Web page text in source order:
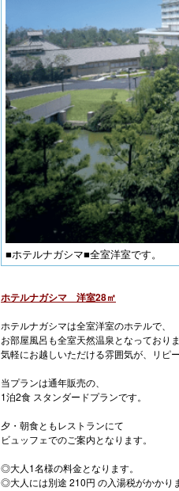
■ホテルナガシマ■全室洋室です。
ホテルナガシマ 洋室28㎡
ホテルナガシマは全室洋室のホテルで、
お部屋風呂も全室天然温泉となっておりま
気軽にお越しいただける雰囲気が、リピ
当プランは通年販売の、
1泊2食 スタンダードプランです。
夕・朝食ともレストランにて
ビュッフェでのご案内となります。
◎大人1名様の料金となります。
◎大人には別途 210円 の入湯税がかかりま